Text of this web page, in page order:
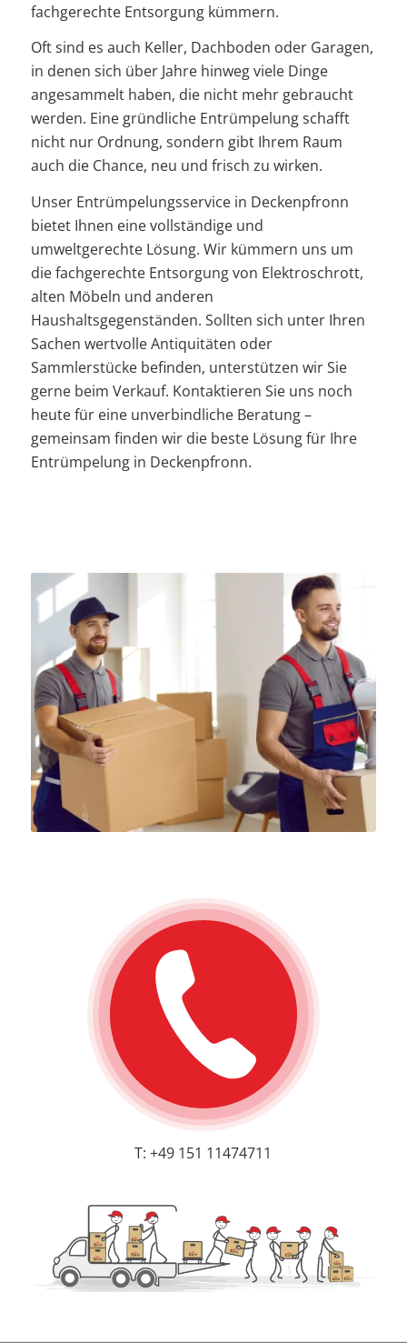
fachgerechte Entsorgung kümmern.
Oft sind es auch Keller, Dachboden oder Garagen,
in denen sich über Jahre hinweg viele Dinge
angesammelt haben, die nicht mehr gebraucht
werden. Eine gründliche Entrümpelung schafft
nicht nur Ordnung, sondern gibt Ihrem Raum
auch die Chance, neu und frisch zu wirken.
Unser Entrümpelungsservice in Deckenpfronn
bietet Ihnen eine vollständige und
umweltgerechte Lösung. Wir kümmern uns um
die fachgerechte Entsorgung von Elektroschrott,
alten Möbeln und anderen
Haushaltsgegenständen. Sollten sich unter Ihren
Sachen wertvolle Antiquitäten oder
Sammlerstücke befinden, unterstützen wir Sie
gerne beim Verkauf. Kontaktieren Sie uns noch
heute für eine unverbindliche Beratung –
gemeinsam finden wir die beste Lösung für Ihre
Entrümpelung in Deckenpfronn.
T: +49 151 11474711